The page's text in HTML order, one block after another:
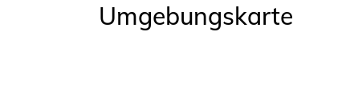
Umgebungskarte